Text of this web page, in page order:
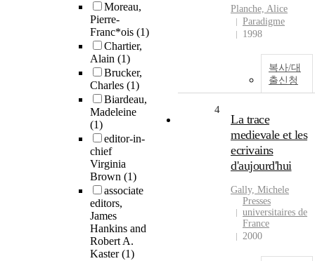
Moreau,
Pierre-
Franc*ois (1)
Chartier,
Alain (1)
Brucker,
Charles (1)
Biardeau,
Madeleine
(1)
editor-in-
chief
Virginia
Brown (1)
associate
editors,
James
Hankins and
Robert A.
Kaster(1)
Planche, Alice
Paradigme
1998
복사/대
출신청
4
La trace
medievale et les
ecrivains
d'aujourd'hui
Gally, Michele
Presses
universitaires de
France
2000